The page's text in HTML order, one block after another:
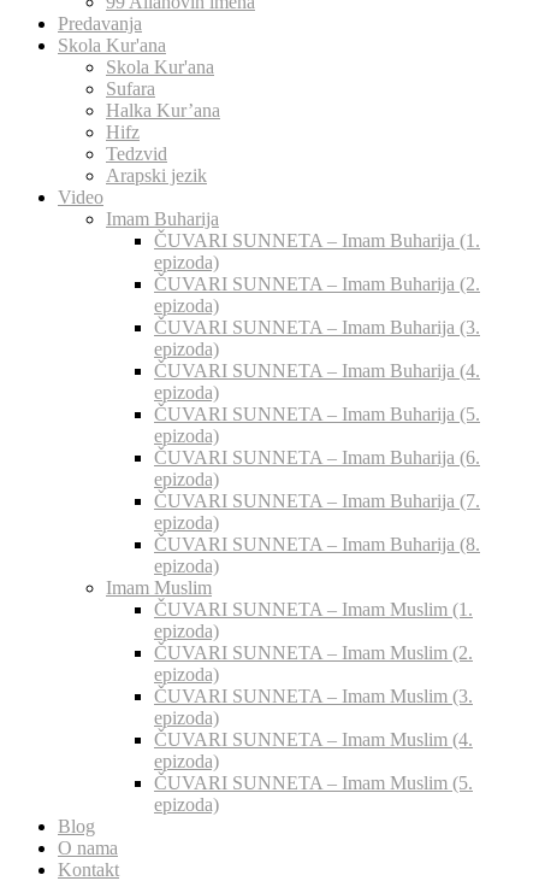
Predavanja
Skola Kur'ana
Skola Kur'ana
Sufara
Halka Kur’ana
Hifz
Tedzvid
Arapski jezik
Video
Imam Buharija
ČUVARI SUNNETA – Imam Buharija (1.
epizoda)
ČUVARI SUNNETA – Imam Buharija (2.
epizoda)
ČUVARI SUNNETA – Imam Buharija (3.
epizoda)
ČUVARI SUNNETA – Imam Buharija (4.
epizoda)
ČUVARI SUNNETA – Imam Buharija (5.
epizoda)
ČUVARI SUNNETA – Imam Buharija (6.
epizoda)
ČUVARI SUNNETA – Imam Buharija (7.
epizoda)
ČUVARI SUNNETA – Imam Buharija (8.
epizoda)
Imam Muslim
ČUVARI SUNNETA – Imam Muslim (1.
epizoda)
ČUVARI SUNNETA – Imam Muslim (2.
epizoda)
ČUVARI SUNNETA – Imam Muslim (3.
epizoda)
ČUVARI SUNNETA – Imam Muslim (4.
epizoda)
ČUVARI SUNNETA – Imam Muslim (5.
epizoda)
Blog
O nama
Kontakt